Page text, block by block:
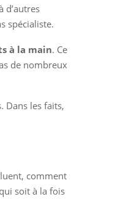
d’autres
spécialiste.
à la main. Ce
de nombreux
Dans les faits,
comment
soit à la fois